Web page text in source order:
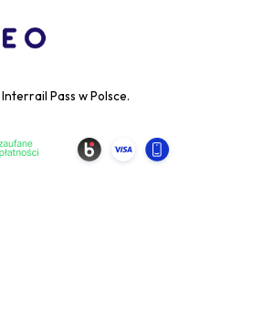
Pass w Polsce.